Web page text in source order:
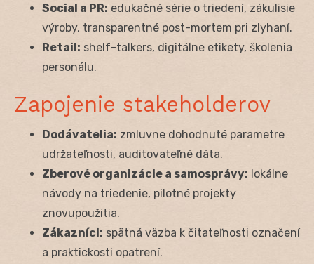
Social a PR: edukačné série o triedení, zákulisie
výroby, transparentné post-mortem pri zlyhaní.
Retail: shelf-talkers, digitálne etikety, školenia
personálu.
Zapojenie stakeholderov
Dodávatelia: zmluvne dohodnuté parametre
udržateľnosti, auditovateľné dáta.
Zberové organizácie a samosprávy: lokálne
návody na triedenie, pilotné projekty
znovupoužitia.
Zákazníci: spätná väzba k čitateľnosti označení
a praktickosti opatrení.